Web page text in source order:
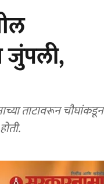
जुंपली,
ताटावरून चौघांकडून